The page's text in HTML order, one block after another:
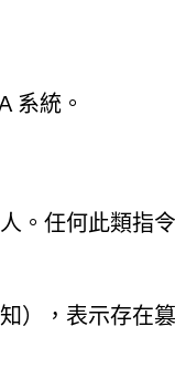
系統。
。任何此類指
），表示存在